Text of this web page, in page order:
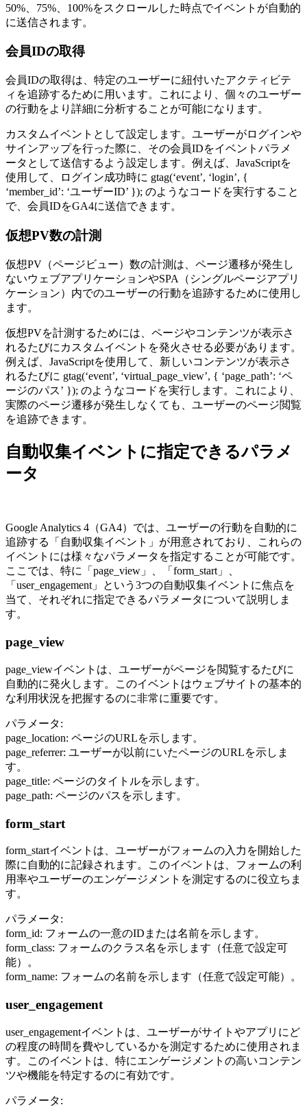
50%、75%、100%をスクロールした時点でイベントが自動的
に送信されます。
会員IDの取得
会員IDの取得は、特定のユーザーに紐付いたアクティビテ
ィを追跡するために用います。これにより、個々のユーザー
の行動をより詳細に分析することが可能になります。
カスタムイベントとして設定します。ユーザーがログインや
サインアップを行った際に、その会員IDをイベントパラメ
ータとして送信するよう設定します。例えば、JavaScriptを
使用して、ログイン成功時に gtag(‘event’, ‘login’, {
‘member_id’: ‘ユーザーID’ }); のようなコードを実行すること
で、会員IDをGA4に送信できます。
仮想PV数の計測
仮想PV（ページビュー）数の計測は、ページ遷移が発生し
ないウェブアプリケーションやSPA（シングルページアプリ
ケーション）内でのユーザーの行動を追跡するために使用し
ます。
仮想PVを計測するためには、ページやコンテンツが表示さ
れるたびにカスタムイベントを発火させる必要があります。
例えば、JavaScriptを使用して、新しいコンテンツが表示さ
れるたびに gtag(‘event’, ‘virtual_page_view’, { ‘page_path’: ‘ペ
ージのパス’ }); のようなコードを実行します。これにより、
実際のページ遷移が発生しなくても、ユーザーのページ閲覧
を追跡できます。
自動収集イベントに指定できるパラメ
ータ
Google Analytics 4（GA4）では、ユーザーの行動を自動的に
追跡する「自動収集イベント」が用意されており、これらの
イベントには様々なパラメータを指定することが可能です。
ここでは、特に「page_view」、「form_start」、
「user_engagement」という3つの自動収集イベントに焦点を
当て、それぞれに指定できるパラメータについて説明しま
す。
page_view
page_viewイベントは、ユーザーがページを閲覧するたびに
自動的に発火します。このイベントはウェブサイトの基本的
な利用状況を把握するのに非常に重要です。
パラメータ:
page_location: ページのURLを示します。
page_referrer: ユーザーが以前にいたページのURLを示しま
す。
page_title: ページのタイトルを示します。
page_path: ページのパスを示します。
form_start
form_startイベントは、ユーザーがフォームの入力を開始した
際に自動的に記録されます。このイベントは、フォームの利
用率やユーザーのエンゲージメントを測定するのに役立ちま
す。
パラメータ:
form_id: フォームの一意のIDまたは名前を示します。
form_class: フォームのクラス名を示します（任意で設定可
能）。
form_name: フォームの名前を示します（任意で設定可能）。
user_engagement
user_engagementイベントは、ユーザーがサイトやアプリにど
の程度の時間を費やしているかを測定するために使用されま
す。このイベントは、特にエンゲージメントの高いコンテン
ツや機能を特定するのに有効です。
パラメータ: